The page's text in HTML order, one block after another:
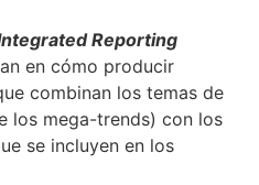
Reporting
en cómo producir
combinan los temas de
los mega-trends) con los
se incluyen en los